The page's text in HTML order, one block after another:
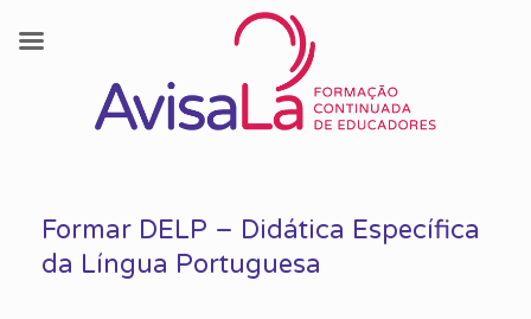
contentFormar DELP – Didática Específica
da Língua Portuguesa